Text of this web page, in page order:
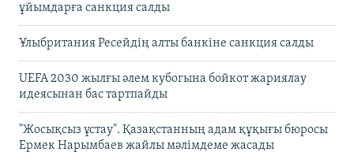
ұйымдарға санкция салды
Ұлыбритания Ресейдің алты банкіне санкция салды
UEFA 2030 жылғы әлем кубогына бойкот жариялау
идеясынан бас тартпайды
"Жосықсыз ұстау". Қазақстанның адам құқығы бюросы
Ермек Нарымбаев жайлы мәлімдеме жасады